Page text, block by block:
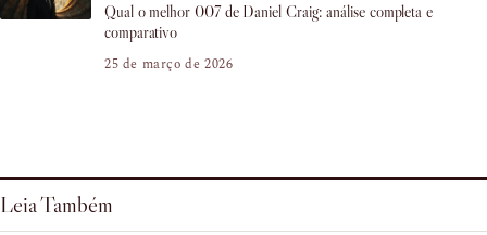
Qual o melhor 007 de Daniel Craig: análise completa e
comparativo
25 de março de 2026
Leia Também